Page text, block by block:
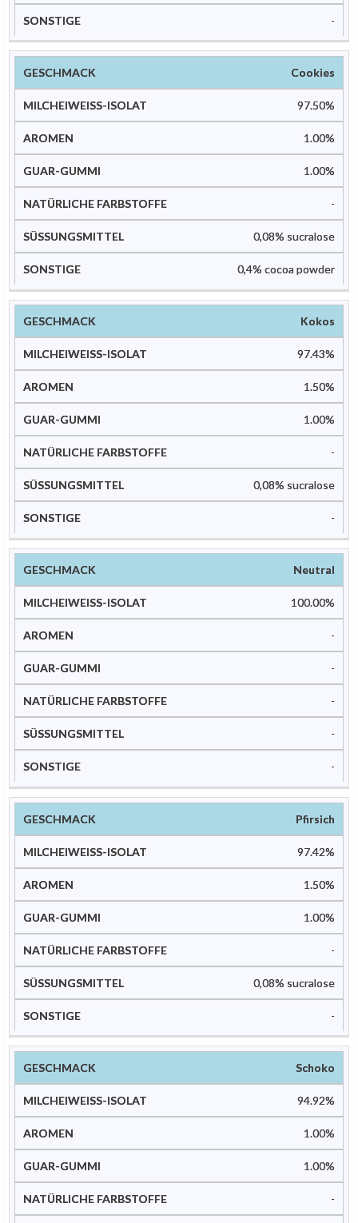
-
Cookies
97.50%
1.00%
1.00%
-
0,08% sucralose
0,4% cocoa powder
Kokos
97.43%
1.50%
1.00%
-
0,08% sucralose
-
Neutral
100.00%
-
-
-
-
-
Pfirsich
97.42%
1.50%
1.00%
-
0,08% sucralose
-
Schoko
94.92%
1.00%
1.00%
-